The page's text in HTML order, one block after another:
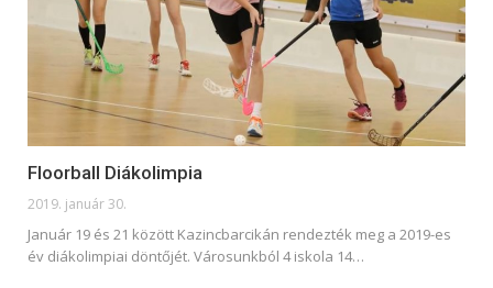
Floorball Diákolimpia
2019. január 30.
Január 19 és 21 között Kazincbarcikán rendezték meg a 2019-es
év diákolimpiai döntőjét. Városunkból 4 iskola 14…